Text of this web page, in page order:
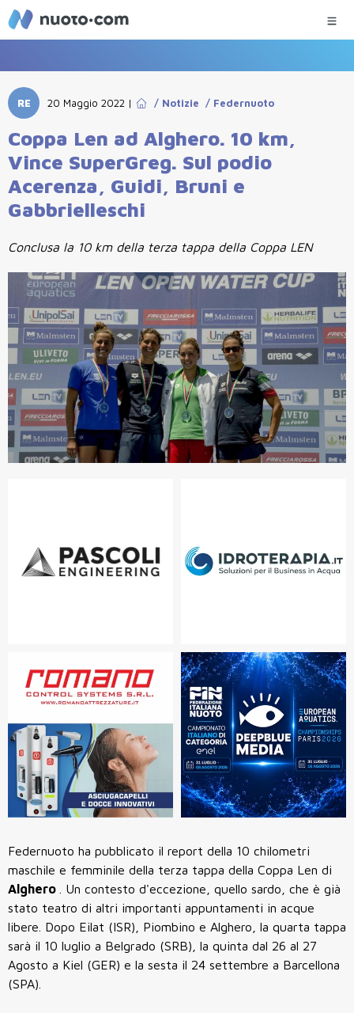
RE 20 Maggio 2022 | / Notizie / Federnuoto
Coppa Len ad Alghero. 10 km,
Vince SuperGreg. Sul podio
Acerenza, Guidi, Bruni e
Gabbrielleschi
Conclusa la 10 km della terza tappa della Coppa LEN
Federnuoto ha pubblicato il report della 10 chilometri
maschile e femminile della terza tappa della Coppa Len di
Alghero
. Un contesto d'eccezione, quello sardo, che è già
stato teatro di altri importanti appuntamenti in acque
libere. Dopo Eilat (ISR), Piombino e Alghero, la quarta tappa
sarà il 10 luglio a Belgrado (SRB), la quinta dal 26 al 27
Agosto a Kiel (GER) e la sesta il 24 settembre a Barcellona
(SPA).